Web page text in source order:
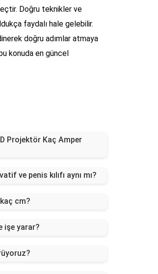
Doğru teknikler ve
faydalı hale gelebilir.
doğru adımlar atmaya
konuda en güncel
Projektör Kaç Amper
ve penis kılıfı aynı mı?
cm?
işe yarar?